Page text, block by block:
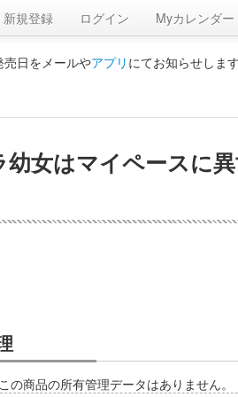
新規登録 ログイン Myカレンダー
日をメールやアプリ にてお知らせします
女はマイペースに
の商品の所有管理データはありません。